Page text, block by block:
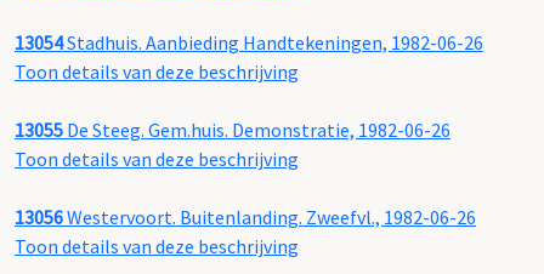
13054Stadhuis. Aanbieding Handtekeningen, 1982-06-26
Toon details van deze beschrijving
13055 De Steeg. Gem.huis. Demonstratie, 1982-06-26
Toon details van deze beschrijving
13056Westervoort. Buitenlanding. Zweefvl., 1982-06-26
Toon details van deze beschrijving